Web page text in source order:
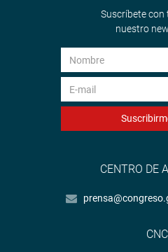
Suscríbete con
nuestro
CENTRO DE
CNC